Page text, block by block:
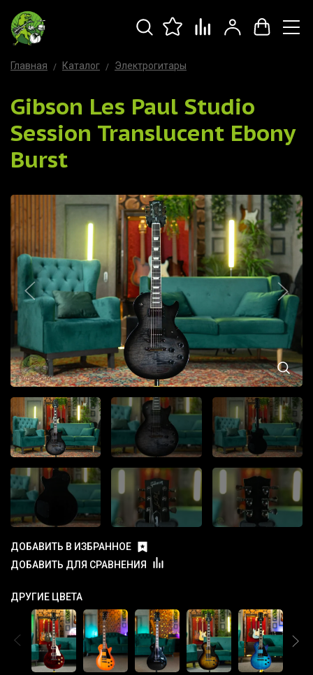
Главная Каталог Электрогитары
Gibson Les Paul Studio
Session Translucent Ebony
Burst
ДОБАВИТЬ В ИЗБРАННОЕ
ДОБАВИТЬ ДЛЯ СРАВНЕНИЯ
ДРУГИЕ ЦВЕТА